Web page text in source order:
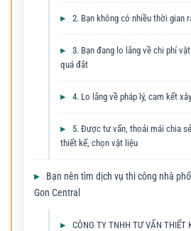
2. Bạn không có nhiều thời gian
3. Bạn đang lo lắng về chi phí
quá đắt
4. Lo lắng về pháp lý, cam kết
5. Được tư vấn, thoải mái chia
thiết kế, chọn vật liệu
Bạn nên tìm dịch vụ thi công nhà
Gon Central
CÔNG TY TNHH TƯ VẤN THIẾT